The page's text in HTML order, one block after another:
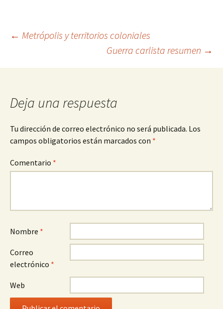
Navegación
de
entradas
← Metrópolis y territorios coloniales
Guerra carlista resumen →
Deja una respuesta
Tu dirección de correo electrónico no será publicada. Los
campos obligatorios están marcados con *
Comentario *
Nombre *
Correo
electrónico *
Web